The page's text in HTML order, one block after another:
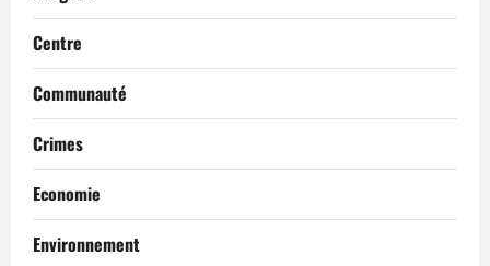
Centre
Communauté
Crimes
Economie
Environnement